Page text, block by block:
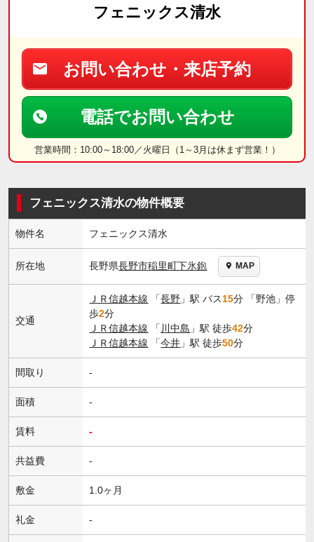
フェニックス清水
お問い合わせ・来店予約
電話でお問い合わせ
営業時間：10:00～18:00／火曜日（1～3月は休まず営業！）
フェニックス清水の物件概要
物件名 フェニックス清水
所在地 長野県長野市稲里町下氷鉋 MAP
交通
ＪＲ信越本線 「長野 」駅 バス15分 「野池」停
歩2分
ＪＲ信越本線 「 川中島 」駅 徒歩42分
ＪＲ信越本線 「今井 」駅 徒歩50分
間取り -
面積 -
賃料 -
共益費 -
敷金 1.0ヶ月
礼金 -